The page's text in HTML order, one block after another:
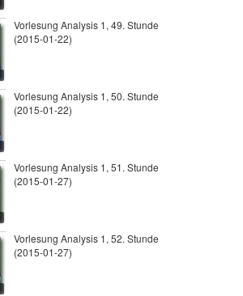
Vorlesung Analysis 1, 49. Stunde
(2015-01-22)
Vorlesung Analysis 1, 50. Stunde
(2015-01-22)
Vorlesung Analysis 1, 51. Stunde
(2015-01-27)
Vorlesung Analysis 1, 52. Stunde
(2015-01-27)